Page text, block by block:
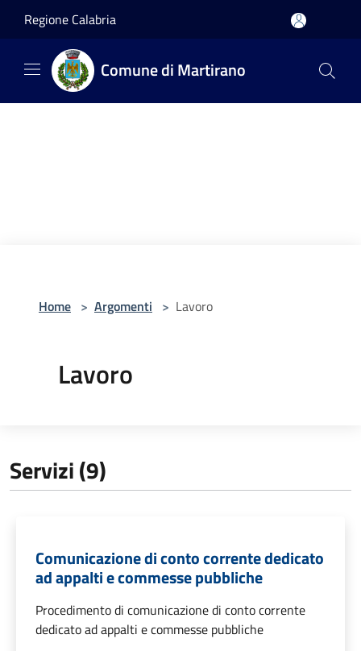
Regione Calabria
Comune di Martirano
Home > Argomenti > Lavoro
Lavoro
Servizi (9)
Comunicazione di conto corrente dedicato
ad appalti e commesse pubbliche
Procedimento di comunicazione di conto corrente
dedicato ad appalti e commesse pubbliche